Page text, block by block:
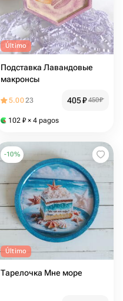
Último
Подставка Лавандовые
макронсы
5.0023 405₽ 450₽
102 ₽ × 4 pagos
-10%
Último
Тарелочка Мне море